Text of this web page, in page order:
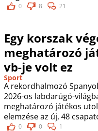
0 8 21
Egy korszak
meghatározó
vb-je volt ez
Sport
A rekordhalmozó
2026-os labdarúgó-
meghatározó játékos
elemzése az új, 48
0 0 1